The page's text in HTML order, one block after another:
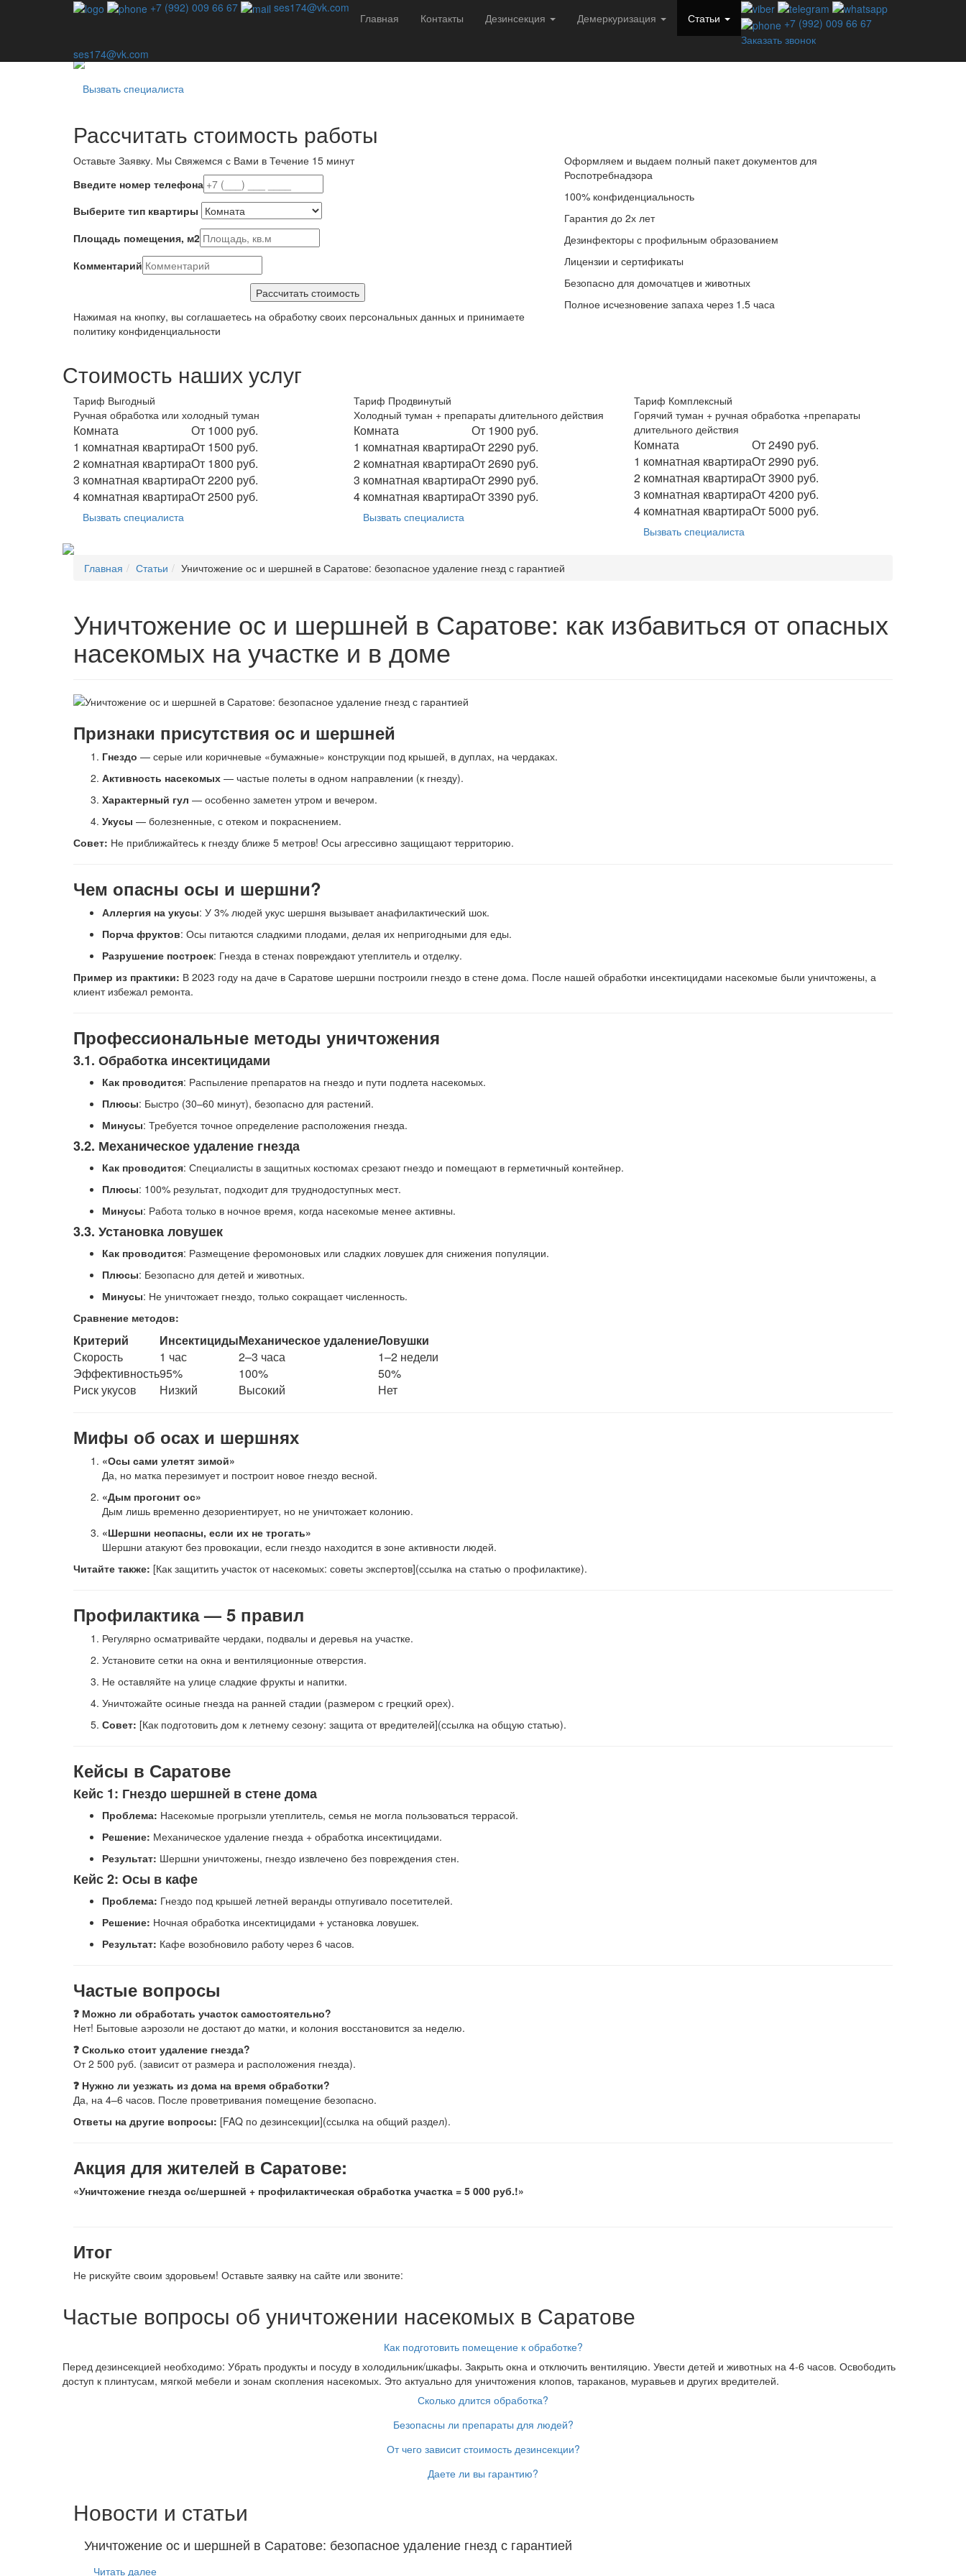
+7 (992) 009 66 67 ses174@vk.com
Главная Контакты Дезинсекция Демеркуризация Статьи
+7 (992) 009 66 67
Заказать звонок
ses174@vk.com
Профессиональная дезинсекция - единственный способ избавиться от насекомых навсегда!
Наша компания специализируется на уничтожении вредителей в Саратове с 2013 года. Мы не
Вызвать специалиста
Рассчитать стоимость работы
Оставьте Заявку. Мы Свяжемся с Вами в Течение 15 минут
Введите номер телефона
Выберите тип квартиры
Площадь помещения, м2
Комментарий
Нажимая на кнопку, вы соглашаетесь на обработку своих персональных данных и принимаете
политику конфиденциальности
Оформляем и выдаем полный пакет документов для
Роспотребнадзора
100% конфиденциальность
Гарантия до 2х лет
Дезинфекторы с профильным образованием
Лицензии и сертификаты
Безопасно для домочатцев и животных
Полное исчезновение запаха через 1.5 часа
Стоимость наших услуг
Тариф Выгодный
Ручная обработка или холодный туман
Комната
От 1000 руб.
1 комнатная квартираОт 1500 руб.
2 комнатная квартираОт 1800 руб.
3 комнатная квартираОт 2200 руб.
4 комнатная квартираОт 2500 руб.
Вызвать специалиста
Тариф Продвинутый
Холодный туман + препараты длительного действия
Комната
От 1900 руб.
1 комнатная квартираОт 2290 руб.
2 комнатная квартираОт 2690 руб.
3 комнатная квартираОт 2990 руб.
4 комнатная квартираОт 3390 руб.
Вызвать специалиста
Тариф Комплексный
Горячий туман + ручная обработка +препараты
длительного действия
Комната
От 2490 руб.
1 комнатная квартираОт 2990 руб.
2 комнатная квартираОт 3900 руб.
3 комнатная квартираОт 4200 руб.
4 комнатная квартираОт 5000 руб.
Вызвать специалиста
Главная Статьи Уничтожение ос и шершней в Саратове: безопасное удаление гнезд с гарантией
Уничтожение ос и шершней в Саратове: как избавиться от опасных
насекомых на участке и в доме
Признаки присутствия ос и шершней
Гнездо — серые или коричневые «бумажные» конструкции под крышей, в дуплах, на чердаках.
Активность насекомых — частые полеты в одном направлении (к гнезду).
Характерный гул — особенно заметен утром и вечером.
Укусы — болезненные, с отеком и покраснением.
Совет: Не приближайтесь к гнезду ближе 5 метров! Осы агрессивно защищают территорию.
Чем опасны осы и шершни?
Аллергия на укусы: У 3% людей укус шершня вызывает анафилактический шок.
Порча фруктов: Осы питаются сладкими плодами, делая их непригодными для еды.
Разрушение построек: Гнезда в стенах повреждают утеплитель и отделку.
Пример из практики: В 2023 году на даче в Саратове шершни построили гнездо в стене дома. После нашей обработки инсектицидами насекомые были уничтожены, а
клиент избежал ремонта.
Профессиональные методы уничтожения
3.1. Обработка инсектицидами
Как проводится: Распыление препаратов на гнездо и пути подлета насекомых.
Плюсы: Быстро (30–60 минут), безопасно для растений.
Минусы: Требуется точное определение расположения гнезда.
3.2. Механическое удаление гнезда
Как проводится: Специалисты в защитных костюмах срезают гнездо и помещают в герметичный контейнер.
Плюсы: 100% результат, подходит для труднодоступных мест.
Минусы: Работа только в ночное время, когда насекомые менее активны.
3.3. Установка ловушек
Как проводится: Размещение феромоновых или сладких ловушек для снижения популяции.
Плюсы: Безопасно для детей и животных.
Минусы: Не уничтожает гнездо, только сокращает численность.
Сравнение методов:
Критерий ИнсектицидыМеханическое удалениеЛовушки
Скорость
1 час 2–3 часа
1–2 недели
Эффективность95% 100%
50%
Риск укусов
Низкий Высокий Нет
Мифы об осах и шершнях
«Осы сами улетят зимой»
Да, но матка перезимует и построит новое гнездо весной.
«Дым прогонит ос»
Дым лишь временно дезориентирует, но не уничтожает колонию.
«Шершни неопасны, если их не трогать»
Шершни атакуют без провокации, если гнездо находится в зоне активности людей.
Читайте также: [Как защитить участок от насекомых: советы экспертов](ссылка на статью о профилактике).
Профилактика — 5 правил
Регулярно осматривайте чердаки, подвалы и деревья на участке.
Установите сетки на окна и вентиляционные отверстия.
Не оставляйте на улице сладкие фрукты и напитки.
Уничтожайте осиные гнезда на ранней стадии (размером с грецкий орех).
Совет: [Как подготовить дом к летнему сезону: защита от вредителей](ссылка на общую статью).
Кейсы в Саратове
Кейс 1: Гнездо шершней в стене дома
Проблема: Насекомые прогрызли утеплитель, семья не могла пользоваться террасой.
Решение: Механическое удаление гнезда + обработка инсектицидами.
Результат: Шершни уничтожены, гнездо извлечено без повреждения стен.
Кейс 2: Осы в кафе
Проблема: Гнездо под крышей летней веранды отпугивало посетителей.
Решение: Ночная обработка инсектицидами + установка ловушек.
Результат: Кафе возобновило работу через 6 часов.
Частые вопросы
❓ Можно ли обработать участок самостоятельно?
Нет! Бытовые аэрозоли не достают до матки, и колония восстановится за неделю.
❓ Сколько стоит удаление гнезда?
От 2 500 руб. (зависит от размера и расположения гнезда).
❓ Нужно ли уезжать из дома на время обработки?
Да, на 4–6 часов. После проветривания помещение безопасно.
Ответы на другие вопросы: [FAQ по дезинсекции](ссылка на общий раздел).
Акция для жителей в Саратове:
«Уничтожение гнезда ос/шершней + профилактическая обработка участка = 5 000 руб.!»
Итог
Не рискуйте своим здоровьем! Оставьте заявку на сайте или звоните:
Частые вопросы об уничтожении насекомых в Саратове
Как подготовить помещение к обработке?
Перед дезинсекцией необходимо: Убрать продукты и посуду в холодильник/шкафы. Закрыть окна и отключить вентиляцию. Увести детей и животных на 4-6 часов. Освободить
доступ к плинтусам, мягкой мебели и зонам скопления насекомых. Это актуально для уничтожения клопов, тараканов, муравьев и других вредителей.
Сколько длится обработка?
Безопасны ли препараты для людей?
От чего зависит стоимость дезинсекции?
Даете ли вы гарантию?
Новости и статьи
Уничтожение ос и шершней в Саратове: безопасное удаление гнезд с гарантией
Читать далее